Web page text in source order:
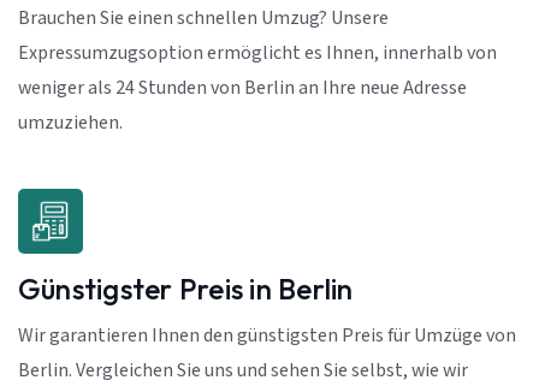
Brauchen Sie einen schnellen Umzug? Unsere
Expressumzugsoption ermöglicht es Ihnen, innerhalb von
weniger als 24 Stunden von Berlin an Ihre neue Adresse
umzuziehen.
Günstigster Preis in Berlin
Wir garantieren Ihnen den günstigsten Preis für Umzüge von
Berlin. Vergleichen Sie uns und sehen Sie selbst, wie wir